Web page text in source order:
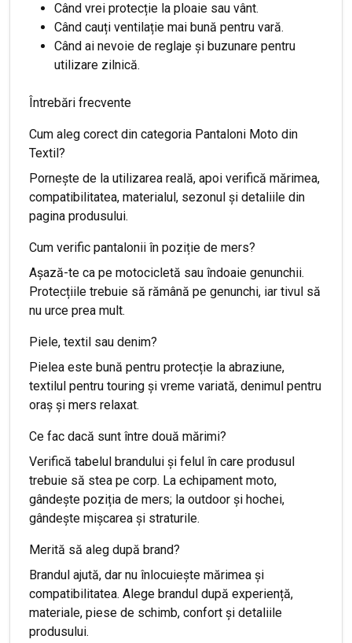
Când vrei protecție la ploaie sau vânt.
Când cauți ventilație mai bună pentru vară.
Când ai nevoie de reglaje și buzunare pentru
utilizare zilnică.
Întrebări frecvente
Cum aleg corect din categoria Pantaloni Moto din
Textil?
Pornește de la utilizarea reală, apoi verifică mărimea,
compatibilitatea, materialul, sezonul și detaliile din
pagina produsului.
Cum verific pantalonii în poziție de mers?
Așază-te ca pe motocicletă sau îndoaie genunchii.
Protecțiile trebuie să rămână pe genunchi, iar tivul să
nu urce prea mult.
Piele, textil sau denim?
Pielea este bună pentru protecție la abraziune,
textilul pentru touring și vreme variată, denimul pentru
oraș și mers relaxat.
Ce fac dacă sunt între două mărimi?
Verifică tabelul brandului și felul în care produsul
trebuie să stea pe corp. La echipament moto,
gândește poziția de mers; la outdoor și hochei,
gândește mișcarea și straturile.
Merită să aleg după brand?
Brandul ajută, dar nu înlocuiește mărimea și
compatibilitatea. Alege brandul după experiență,
materiale, piese de schimb, confort și detaliile
produsului.